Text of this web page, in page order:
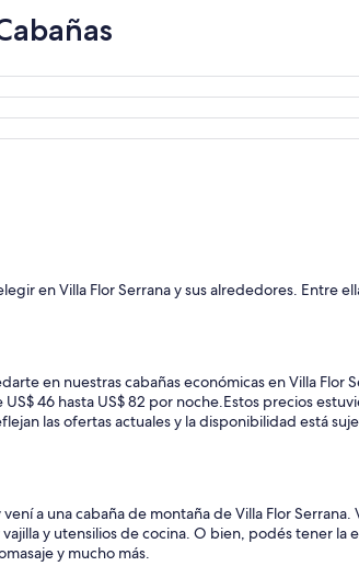
en Villa Flor Serrana y sus alrededores. Entre
en nuestras cabañas económicas en Villa Flor
46 hasta US$ 82 por noche.Estos precios
las ofertas actuales y la disponibilidad está
a una cabaña de montaña de Villa Flor Serrana.
y utensilios de cocina. O bien, podés tener la
y mucho más.